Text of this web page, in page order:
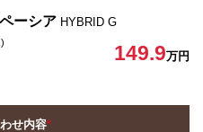
ーシア HYBRID G
149.9万円
せ内容*